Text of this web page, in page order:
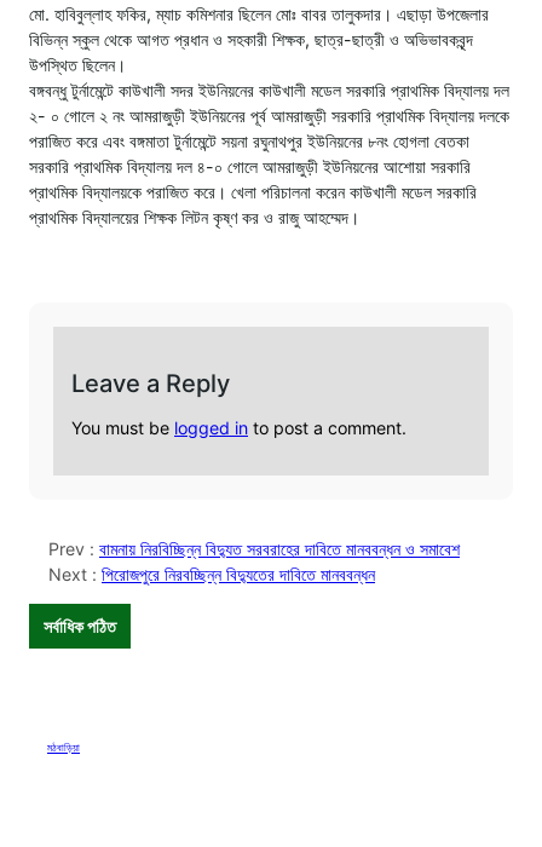
মো. হাবিবুল্লাহ ফকির, ম্যাচ কমিশনার ছিলেন মোঃ বাবর তালুকদার। এছাড়া উপজেলার
বিভিন্ন স্কুল থেকে আগত প্রধান ও সহকারী শিক্ষক, ছাত্র-ছাত্রী ও অভিভাবকবৃন্দ
উপস্থিত ছিলেন।
বঙ্গবন্ধু টুর্নামেন্টে কাউখালী সদর ইউনিয়নের কাউখালী মডেল সরকারি প্রাথমিক বিদ্যালয় দল
২- ০ গোলে ২ নং আমরাজুড়ী ইউনিয়নের পূর্ব আমরাজুড়ী সরকারি প্রাথমিক বিদ্যালয় দলকে
পরাজিত করে এবং বঙ্গমাতা টুর্নামেন্টে সয়না রঘুনাথপুর ইউনিয়নের ৮নং হোগলা বেতকা
সরকারি প্রাথমিক বিদ্যালয় দল ৪-০ গোলে আমরাজুড়ী ইউনিয়নের আশোয়া সরকারি
প্রাথমিক বিদ্যালয়কে পরাজিত করে। খেলা পরিচালনা করেন কাউখালী মডেল সরকারি
প্রাথমিক বিদ্যালয়ের শিক্ষক লিটন কৃষ্ণ কর ও রাজু আহম্মেদ।
Leave a Reply
You must be logged in to post a comment.
Prev : বামনায় নিরবিচ্ছিন্ন বিদ্যুত সরবরাহের দাবিতে মানববন্ধন ও সমাবেশ
Next : পিরোজপুরে নিরবচ্ছিন্ন বিদ্যুতের দাবিতে মানববন্ধন
সর্বাধিক পঠিত
মঠবাড়িয়া